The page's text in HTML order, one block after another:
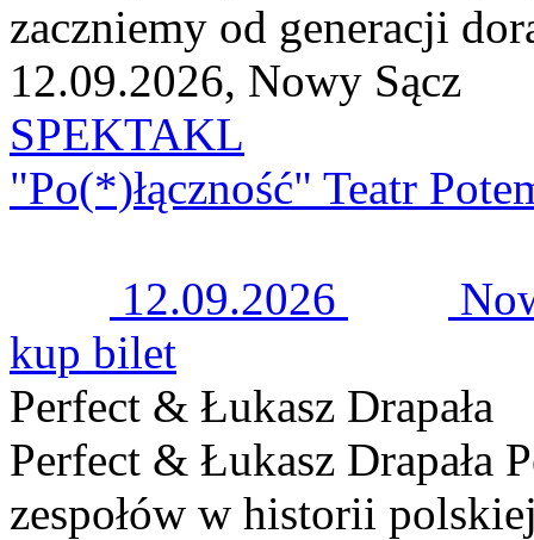
zaczniemy od generacji
12.09.2026, Nowy Sącz
SPEKTAKL
"Po(*)łączność" Teatr
12.09.2026
kup bilet
Perfect & Łukasz Drapała
Perfect & Łukasz Drapała
zespołów w historii